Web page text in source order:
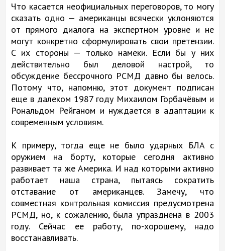
Что касается неофициальных переговоров, то могу
сказать одно — американцы всячески уклоняются
от прямого диалога на экспертном уровне и не
могут конкретно сформулировать свои претензии.
С их стороны — только намеки. Если бы у них
действительно был деловой настрой, то
обсуждение бессрочного РСМД давно бы велось.
Потому что, напомню, этот документ подписан
еще в далеком 1987 году Михаилом Горбачёвым и
Рональдом Рейганом и нуждается в адаптации к
современным условиям.
К примеру, тогда еще не было ударных БЛА с
оружием на борту, которые сегодня активно
развивает та же Америка. И над которыми активно
работает наша страна, пытаясь сократить
отставание от американцев. Замечу, что
совместная контрольная комиссия предусмотрена
РСМД, но, к сожалению, была упразднена в 2003
году. Сейчас ее работу, по-хорошему, надо
восстанавливать.